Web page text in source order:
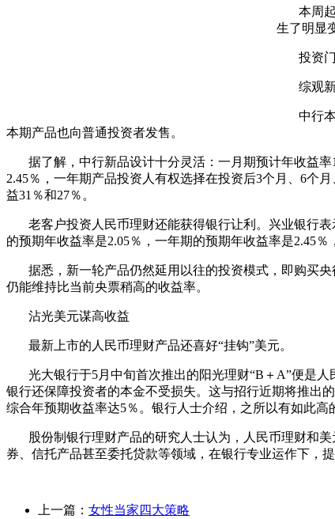
本周起
生了明显
投资门
综观新
中行本
本期产品也向普通投资者发售。
据了解，中行新品设计十分灵活：一月期预计年收益率
2.45％，一年期产品投资人有权选择在投资后3个月、6个
益31％和27％。
老客户投资人民币理财还能获得银行让利。兴业银行表
的预期年收益率是2.05％，一年期的预期年收益率是2.45％
据悉，新一轮产品仍然延用以往的投资模式，即购买央
仍能维持比当前央票稍高的收益率。
沾光美元谋高收益
最新上市的人民币理财产品还喜好“挂钩”美元。
光大银行于5月中旬首次推出的阳光理财“B＋A”便是人
银行还保障投资者的本金不受损失。这与招行近期将推出
综合年预期收益率达5％。银行人士介绍，之所以有如此
股份制银行理财产品的研究人士认为，人民币理财和美
券、信托产品甚至委托贷款等领域，在银行专业运作下，
上一篇： 女性当家四大策略